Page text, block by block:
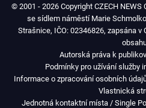
© 2001 - 2026 Copyright CZECH NEWS
se sídlem náměstí Marie
Strašnice, IČO: 02346826, zapsána v
Autorská práva k
Podmínky pro užívání služby
Informace o zpracování osobních
Vlastnická
Jednotná kontaktní místa / Single